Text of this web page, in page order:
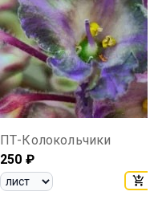
ПТ-Колокольчики
250 ₽